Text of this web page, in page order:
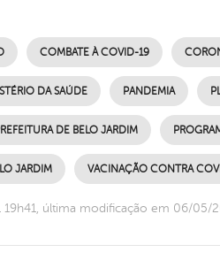
COMBATE À COVID-19
DA SAÚDE PANDEMIA
DE BELO JARDIM
JARDIM VACINAÇÃO CONTRA
última modificação em 06/05/